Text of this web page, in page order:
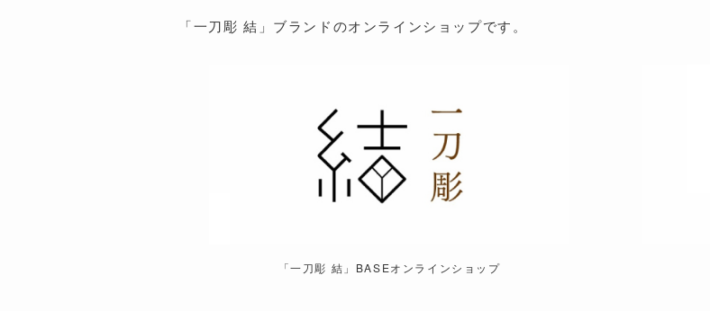
「一刀彫 結」ブランドのオンラインショップです。
「一刀彫 結」BASEオンラインショップ